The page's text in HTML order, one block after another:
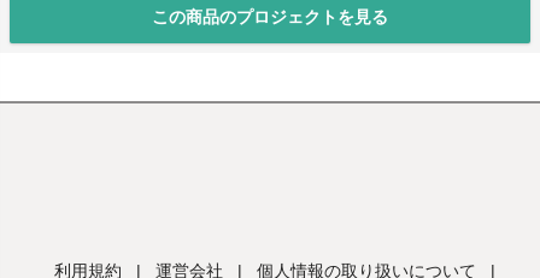
この商品のプロジェクトを見る
利用規約 | 運営会社 | 個人情報の取り扱いについて |